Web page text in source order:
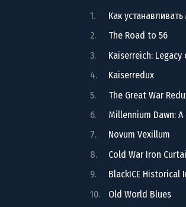
Как
The Road to 56
Kaiserreich:
Kaiserredux
The Great War
Millennium Dawn:
Novum Vexillum
Cold War Iron
BlackICE Historical
Old World Blues